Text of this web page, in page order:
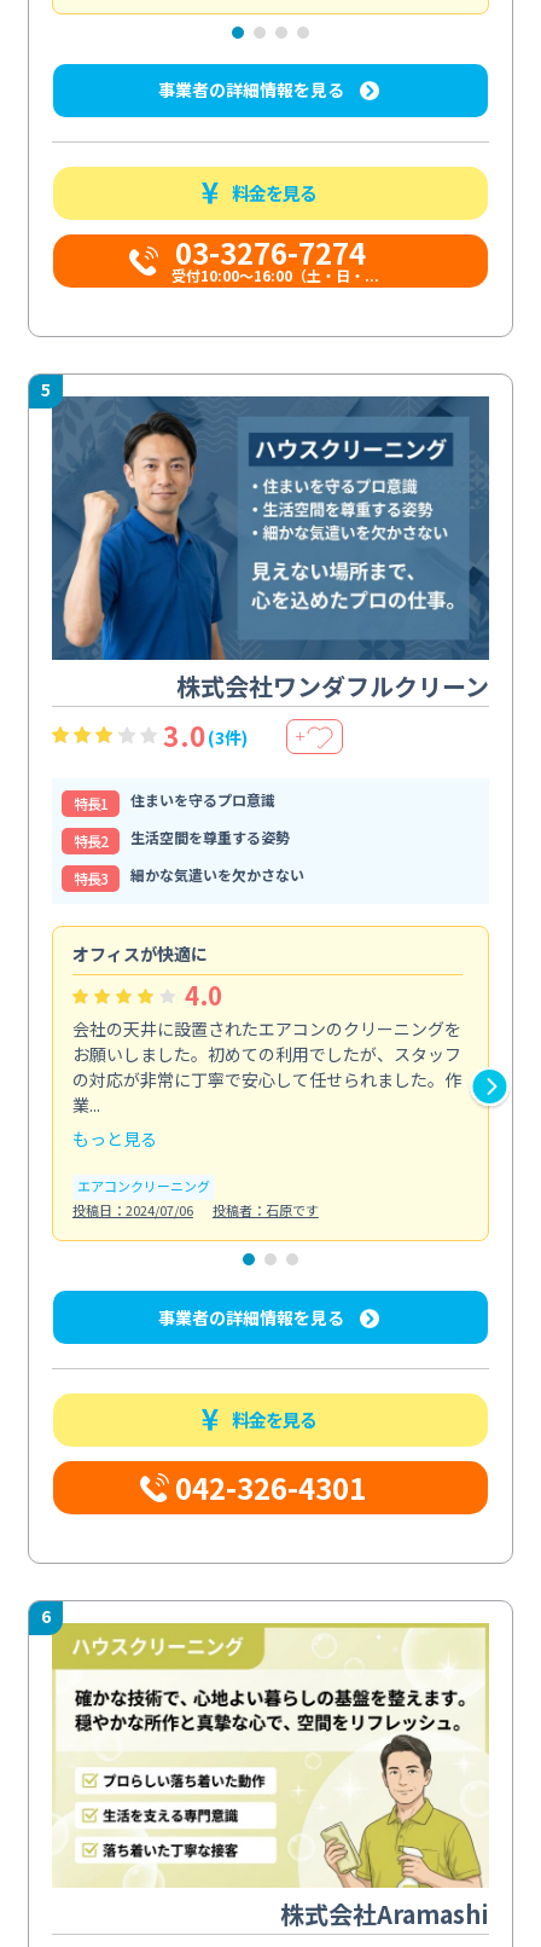
事業者の詳細情報を見る
料金を見る
03-3276-7274
受付10:00〜16:00（土・日・...
5
株式会社ワンダフルクリーン
3.0(3件) ＋
特⻑1
住まいを守るプロ意識
特⻑2
生活空間を尊重する姿勢
特⻑3
細かな気遣いを欠かさない
オフィスが快適に
4.0
会社の天井に設置されたエアコンのクリーニングを
お願いしました。初めての利用でしたが、スタッフ
の対応が非常に丁寧で安心して任せられました。作
業...
もっと見る
エアコンクリーニング
投稿日：2024/07/06
投稿者：石原です
事業者の詳細情報を見る
料金を見る
042-326-4301
6
株式会社Aramashi